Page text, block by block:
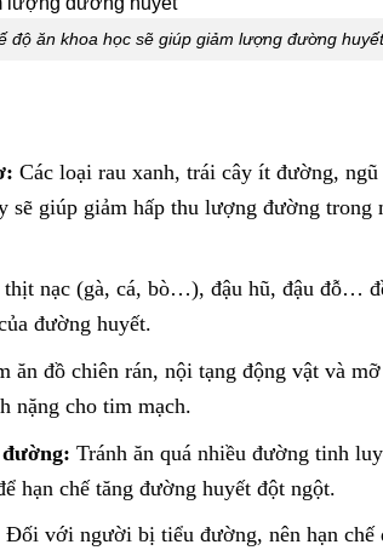
độ ăn khoa học sẽ giúp giảm lượng đường huyết
Các loại rau xanh, trái cây ít đường,
giúp giảm hấp thu lượng đường trong
thịt nạc (gà, cá, bò…), đậu hũ, đậu đỗ…
đường huyết.
ăn đồ chiên rán, nội tạng động vật và
nặng cho tim mạch.
Tránh ăn quá nhiều đường tinh
hạn chế tăng đường huyết đột ngột.
Đối với người bị tiểu đường, nên hạn chế